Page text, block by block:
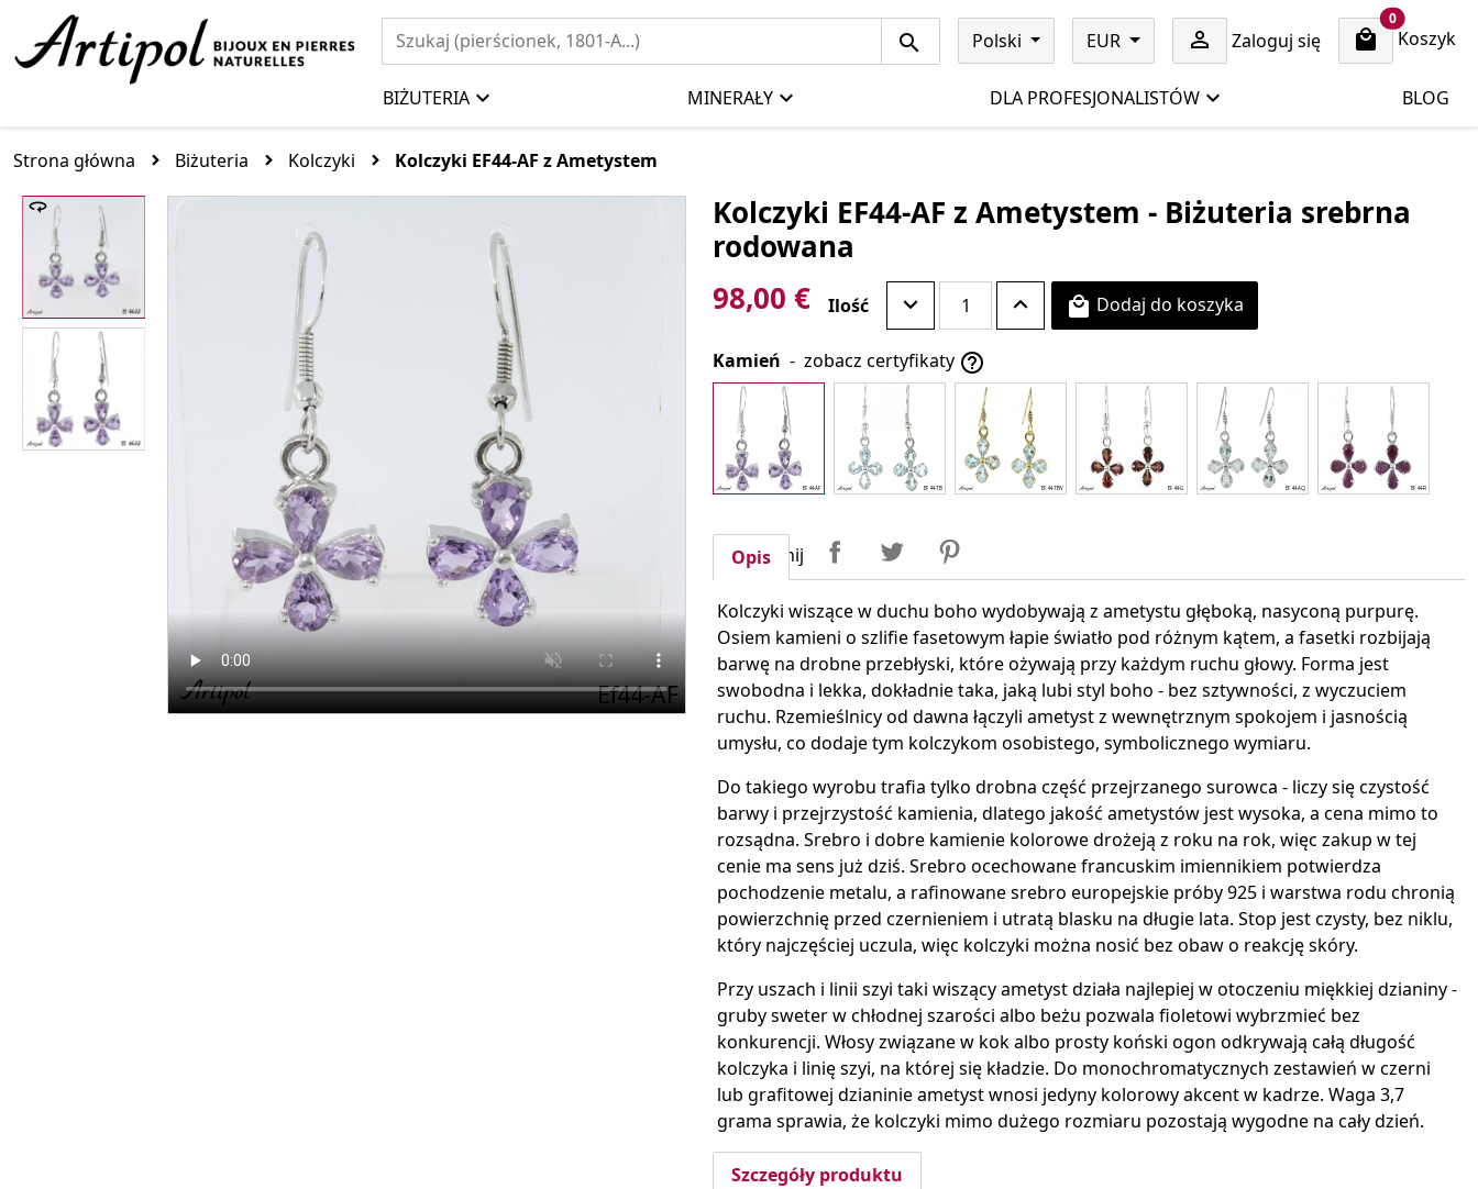
Polski EUR Zaloguj się 
0cart items
Koszyk
BIŻUTERIA MINERAŁY DLA PROFESJONALISTÓW BLOG
Strona główna Biżuteria Kolczyki Kolczyki EF44-AF z Ametystem
Kolczyki EF44-AF z Ametystem - Biżuteria srebrna
rodowana
98,00 €
Ilość  Dodaj do koszyka
Kamień - zobacz certyfikaty 
Udostępnij UdostępnijTweetuj
Opis
Kolczyki wiszące w duchu boho wydobywają z ametystu głęboką, nasyconą purpurę.
Osiem kamieni o szlifie fasetowym łapie światło pod różnym kątem, a fasetki rozbijają
barwę na drobne przebłyski, które ożywają przy każdym ruchu głowy. Forma jest
swobodna i lekka, dokładnie taka, jaką lubi styl boho - bez sztywności, z wyczuciem
ruchu. Rzemieślnicy od dawna łączyli ametyst z wewnętrznym spokojem i jasnością
umysłu, co dodaje tym kolczykom osobistego, symbolicznego wymiaru.
Do takiego wyrobu trafia tylko drobna część przejrzanego surowca - liczy się czystość
barwy i przejrzystość kamienia, dlatego jakość ametystów jest wysoka, a cena mimo to
rozsądna. Srebro i dobre kamienie kolorowe drożeją z roku na rok, więc zakup w tej
cenie ma sens już dziś. Srebro ocechowane francuskim imiennikiem potwierdza
pochodzenie metalu, a rafinowane srebro europejskie próby 925 i warstwa rodu chronią
powierzchnię przed czernieniem i utratą blasku na długie lata. Stop jest czysty, bez niklu,
który najczęściej uczula, więc kolczyki można nosić bez obaw o reakcję skóry.
Przy uszach i linii szyi taki wiszący ametyst działa najlepiej w otoczeniu miękkiej dzianiny -
gruby sweter w chłodnej szarości albo beżu pozwala fioletowi wybrzmieć bez
konkurencji. Włosy związane w kok albo prosty koński ogon odkrywają całą długość
kolczyka i linię szyi, na której się kładzie. Do monochromatycznych zestawień w czerni
lub grafitowej dzianinie ametyst wnosi jedyny kolorowy akcent w kadrze. Waga 3,7
grama sprawia, że kolczyki mimo dużego rozmiaru pozostają wygodne na cały dzień.
Szczegóły produktu